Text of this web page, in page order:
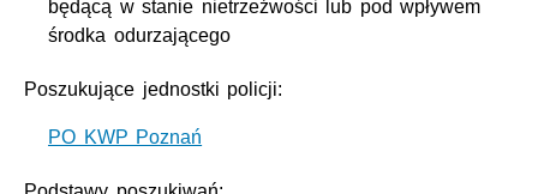
będącą w stanie nietrzeźwości lub pod wpływem
środka odurzającego
Poszukujące jednostki policji:
PO KWP Poznań